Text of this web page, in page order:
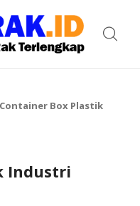
Box Plastik
Industri